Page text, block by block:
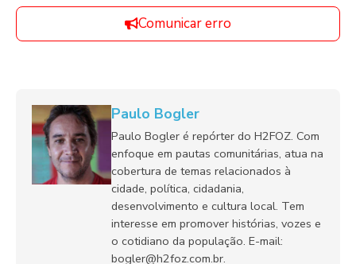
Comunicar erro
Paulo Bogler
Paulo Bogler é repórter do H2FOZ. Com
enfoque em pautas comunitárias, atua na
cobertura de temas relacionados à
cidade, política, cidadania,
desenvolvimento e cultura local. Tem
interesse em promover histórias, vozes e
o cotidiano da população. E-mail:
bogler@h2foz.com.br.